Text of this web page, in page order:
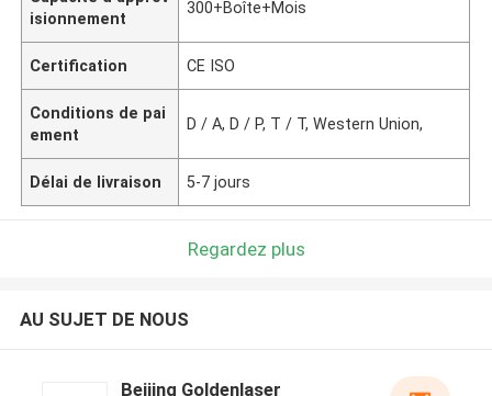
isionnement
300+Boîte+Mois
Certification CE ISO
Conditions de pai
ement
D / A, D / P, T / T, Western Union,
Délai de livraison 5-7 jours
Regardez plus
AU SUJET DE NOUS
Beijing Goldenlaser